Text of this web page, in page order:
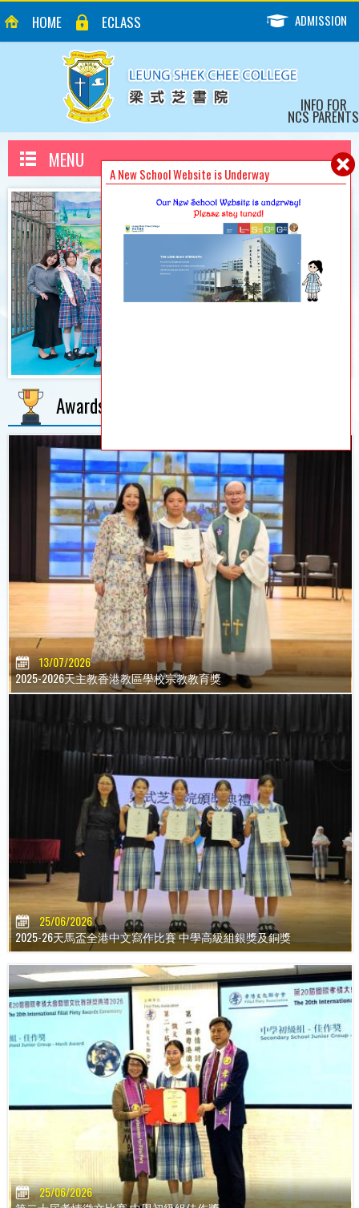
A New School Website is Underway
HOME ECLASS ADMISSION
INFO FOR
NCS PARENTS
MENU
Awards
13/07/2026
2025-2026天主教香港教區學校宗教教育獎
25/06/2026
2025-26天馬盃全港中文寫作比賽 中學高級組銀獎及銅獎
25/06/2026